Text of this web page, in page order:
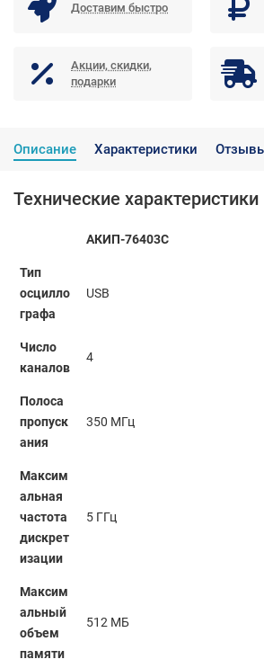
Доставим быстро
Акции, скидки,
подарки
Описание Характеристики
Технические характеристики
АКИП-76403C
Тип
осцилло
графа
USB
Число
каналов
4
Полоса
пропуск
ания
350 МГц
Максим
альная
частота
дискрет
изации
5 ГГц
Максим
альный
объем
памяти
512 МБ